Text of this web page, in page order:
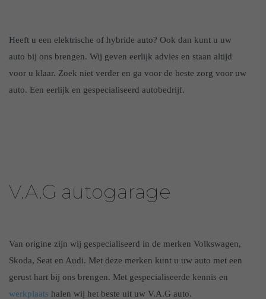
Heeft u een elektrische of hybride auto? Ook dan kunt u uw
auto bij ons brengen. Wij geven eerlijk advies en staan altijd
voor u klaar. Zoek niet verder en ga voor de beste zorg voor uw
auto. Een eerlijk en gespecialiseerd autobedrijf.
V.A.G autogarage
Van origine zijn wij gespecialiseerd in de merken Volkswagen,
Skoda, Seat en Audi. Met deze merken kunt u uw auto met een
gerust hart bij ons brengen. Met gespecialiseerde kennis en
werkplaats halen wij het beste uit uw V.A.G auto.